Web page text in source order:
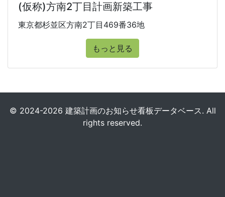
(仮称)方南2丁目計画新築工事
東京都杉並区方南2丁目469番36地
もっと見る
© 2024-2026 建築計画のお知らせ看板データベース. All
rights reserved.